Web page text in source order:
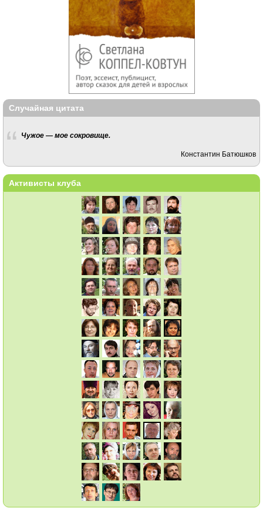
Случайная цитата
Чужое — мое сокровище.
Константин Батюшков
Активисты клуба